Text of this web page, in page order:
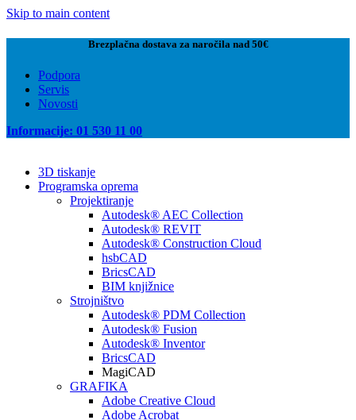
Skip to main content
Brezplačna dostava za naročila nad 50€
Podpora
Servis
Novosti
Informacije: 01 530 11 00
3D tiskanje
Programska oprema
Projektiranje
Autodesk® AEC Collection
Autodesk® REVIT
Autodesk® Construction Cloud
hsbCAD
BricsCAD
BIM knjižnice
Strojništvo
Autodesk® PDM Collection
Autodesk® Fusion
Autodesk® Inventor
BricsCAD
MagiCAD
GRAFIKA
Adobe Creative Cloud
Adobe Acrobat